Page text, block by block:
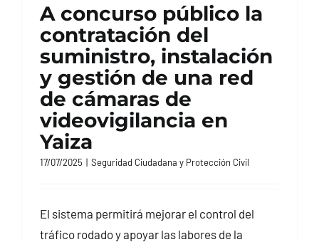
A concurso público la
contratación del
suministro, instalación
y gestión de una red
de cámaras de
videovigilancia en
Yaiza
17/07/2025 | Seguridad Ciudadana y Protección Civil
El sistema permitirá mejorar el control del
tráfico rodado y apoyar las labores de la